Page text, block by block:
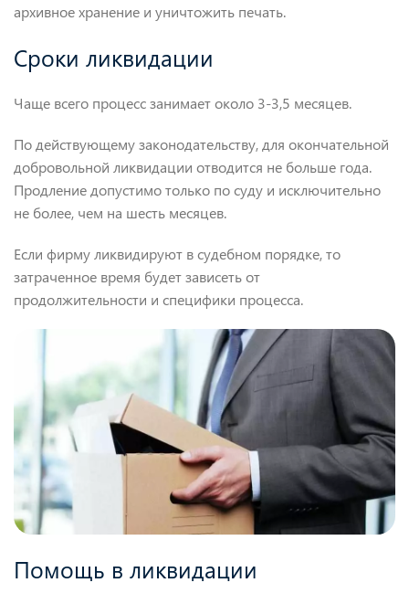
архивное хранение и уничтожить печать.
Сроки ликвидации
Чаще всего процесс занимает около 3-3,5 месяцев.
По действующему законодательству, для окончательной
добровольной ликвидации отводится не больше года.
Продление допустимо только по суду и исключительно
не более, чем на шесть месяцев.
Если фирму ликвидируют в судебном порядке, то
затраченное время будет зависеть от
продолжительности и специфики процесса.
Помощь в ликвидации